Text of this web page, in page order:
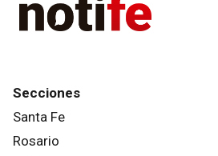
Secciones
Santa Fe
Rosario